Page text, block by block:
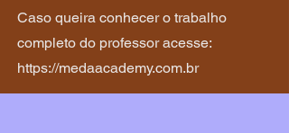
Caso queira conhecer o trabalho
completo do professor acesse:
https://medaacademy.com.br